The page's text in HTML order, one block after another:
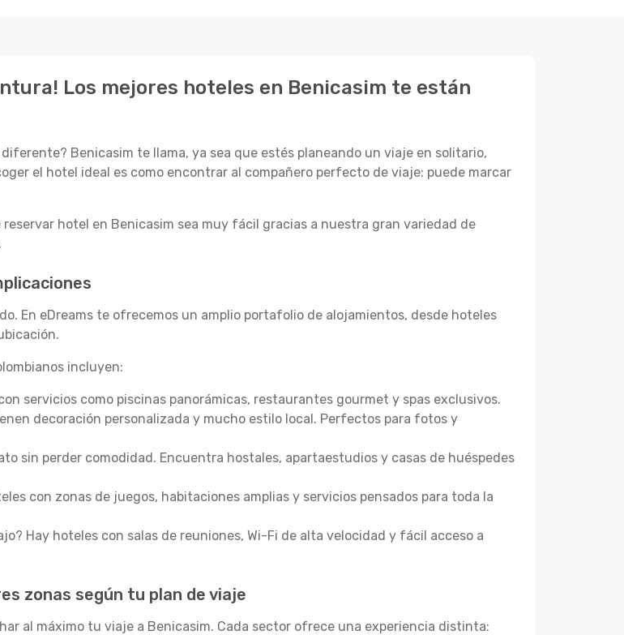
Los mejores hoteles en Benicasim te están
Benicasim te llama, ya sea que estés planeando un viaje en solitario,
el hotel ideal es como encontrar al compañero perfecto de viaje: puede marcar
reservar hotel en Benicasim sea muy fácil gracias a nuestra gran variedad de
En eDreams te ofrecemos un amplio portafolio de alojamientos, desde hoteles
incluyen:
servicios como piscinas panorámicas, restaurantes gourmet y spas exclusivos.
decoración personalizada y mucho estilo local. Perfectos para fotos y
sin perder comodidad. Encuentra hostales, apartaestudios y casas de huéspedes
con zonas de juegos, habitaciones amplias y servicios pensados para toda la
Hay hoteles con salas de reuniones, Wi-Fi de alta velocidad y fácil acceso a
zonas según tu plan de viaje
al máximo tu viaje a Benicasim. Cada sector ofrece una experiencia distinta: